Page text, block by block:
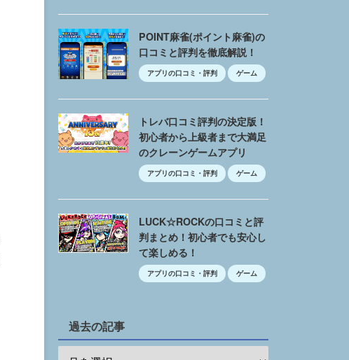
POINT麻雀(ポイント麻雀)の
口コミと評判を徹底解説！
アプリの口コミ・評判 ゲーム
トレバ口コミ評判の決定版！
初心者から上級者まで大満足
のクレーンゲームアプリ
アプリの口コミ・評判 ゲーム
LUCK☆ROCKの口コミと評
判まとめ！初心者でも安心し
て楽しめる！
アプリの口コミ・評判 ゲーム
過去の記事